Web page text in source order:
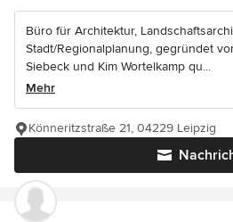
Büro für Architektur,
Stadt/Regionalplanung, gegründet
Siebeck und Kim Wortelkamp qu...
Mehr
Könneritzstraße 21, 04229 Leipzig